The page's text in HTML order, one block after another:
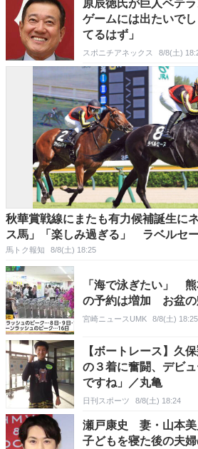
原辰徳氏が巨人ベテ
ゲームには出たいで
てるはず」
スポニチアネックス 8/8(土)
秋華賞戦線にまたも有力候補誕生に
ス馬」「楽しみ過ぎる」 ラベルセ
馬トク報知 8/8(土) 18:25
「海で泳ぎたい」
の予約は増加 お盆の
宮崎ニュースUMK 8/8(土) 18:25
【ボートレース】久
の３着に奮闘、デビ
ですね」／丸亀
日刊スポーツ 8/8(土) 18:24
瀬戸康史 妻・山本
子どもを寝た後の夫